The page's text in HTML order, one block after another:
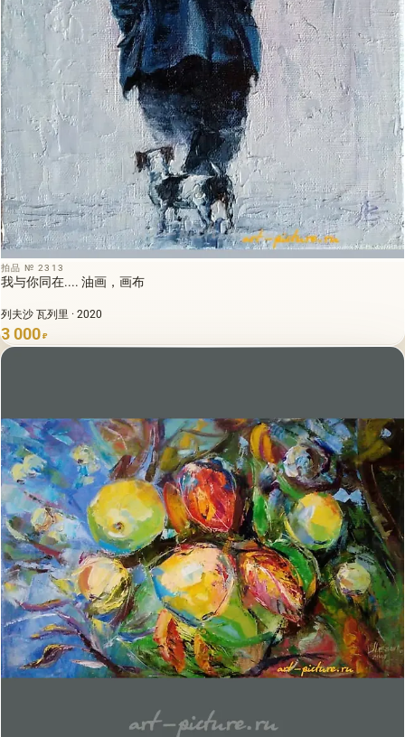
拍品 № 2313
我与你同在.... 油画，画布
列夫沙 瓦列里 · 2020
3 000 ₽